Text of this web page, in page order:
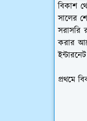
বিকাশ
সালের
সরাসরি
করার
প্রথমে